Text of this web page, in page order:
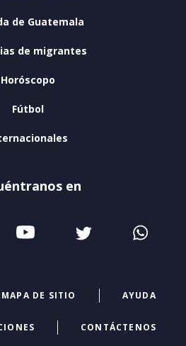
de Guatemala
de migrantes
Horóscopo
Fútbol
en
MAPA DE SITIO AYUDA
CONTÁCTENOS